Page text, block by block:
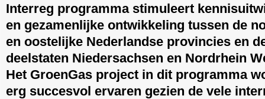
Interreg programma stimuleert
en gezamenlijke ontwikkeling tussen de
en oostelijke Nederlandse provincies en
deelstaten Niedersachsen en Nordrhein
Het GroenGas project in dit programma
erg succesvol ervaren gezien de vele